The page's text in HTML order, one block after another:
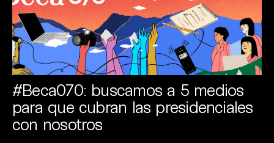
#Beca070: buscamos a 5 medios
para que cubran las presidenciales
con nosotros